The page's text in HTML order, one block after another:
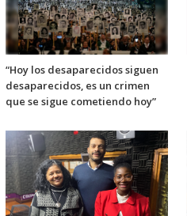
“Hoy los desaparecidos siguen
desaparecidos, es un crimen
que se sigue cometiendo hoy”